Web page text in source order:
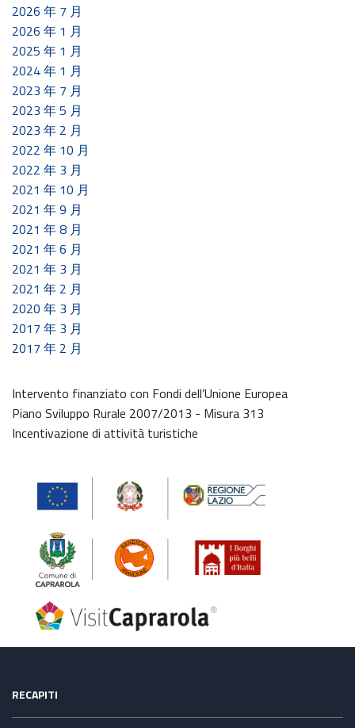
2026 年 7 月
2026 年 1 月
2025 年 1 月
2024 年 1 月
2023 年 7 月
2023 年 5 月
2023 年 2 月
2022 年 10 月
2022 年 3 月
2021 年 10 月
2021 年 9 月
2021 年 8 月
2021 年 6 月
2021 年 3 月
2021 年 2 月
2020 年 3 月
2017 年 3 月
2017 年 2 月
Intervento finanziato con Fondi dell’Unione Europea
Piano Sviluppo Rurale 2007/2013 - Misura 313
Incentivazione di attività turistiche
RECAPITI